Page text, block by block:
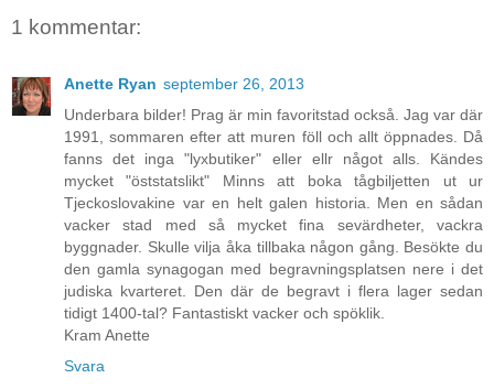
1 kommentar:
Anette Ryan september 26, 2013
Underbara bilder! Prag är min favoritstad också. Jag var där
1991, sommaren efter att muren föll och allt öppnades. Då
fanns det inga "lyxbutiker" eller ellr något alls. Kändes
mycket "öststatslikt" Minns att boka tågbiljetten ut ur
Tjeckoslovakine var en helt galen historia. Men en sådan
vacker stad med så mycket fina sevärdheter, vackra
byggnader. Skulle vilja åka tillbaka någon gång. Besökte du
den gamla synagogan med begravningsplatsen nere i det
judiska kvarteret. Den där de begravt i flera lager sedan
tidigt 1400-tal? Fantastiskt vacker och spöklik.
Kram Anette
Svara